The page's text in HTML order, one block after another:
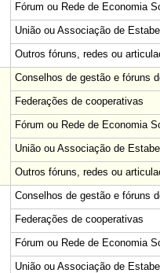
Fórum ou Rede de Economia
União ou Associação de
Outros fóruns, redes ou
Conselhos de gestão e fóruns
Federações de cooperativas
Fórum ou Rede de Economia
União ou Associação de
Outros fóruns, redes ou
Conselhos de gestão e fóruns
Federações de cooperativas
Fórum ou Rede de Economia
União ou Associação de